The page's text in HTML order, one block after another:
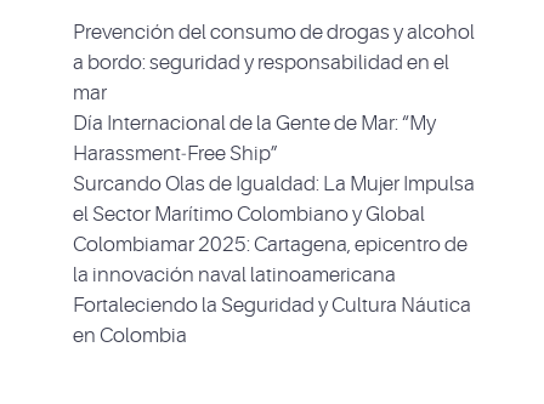
Prevención del consumo de drogas y alcohol
a bordo: seguridad y responsabilidad en el
mar
Día Internacional de la Gente de Mar: “My
Harassment‑Free Ship”
Surcando Olas de Igualdad: La Mujer Impulsa
el Sector Marítimo Colombiano y Global
Colombiamar 2025: Cartagena, epicentro de
la innovación naval latinoamericana
Fortaleciendo la Seguridad y Cultura Náutica
en Colombia